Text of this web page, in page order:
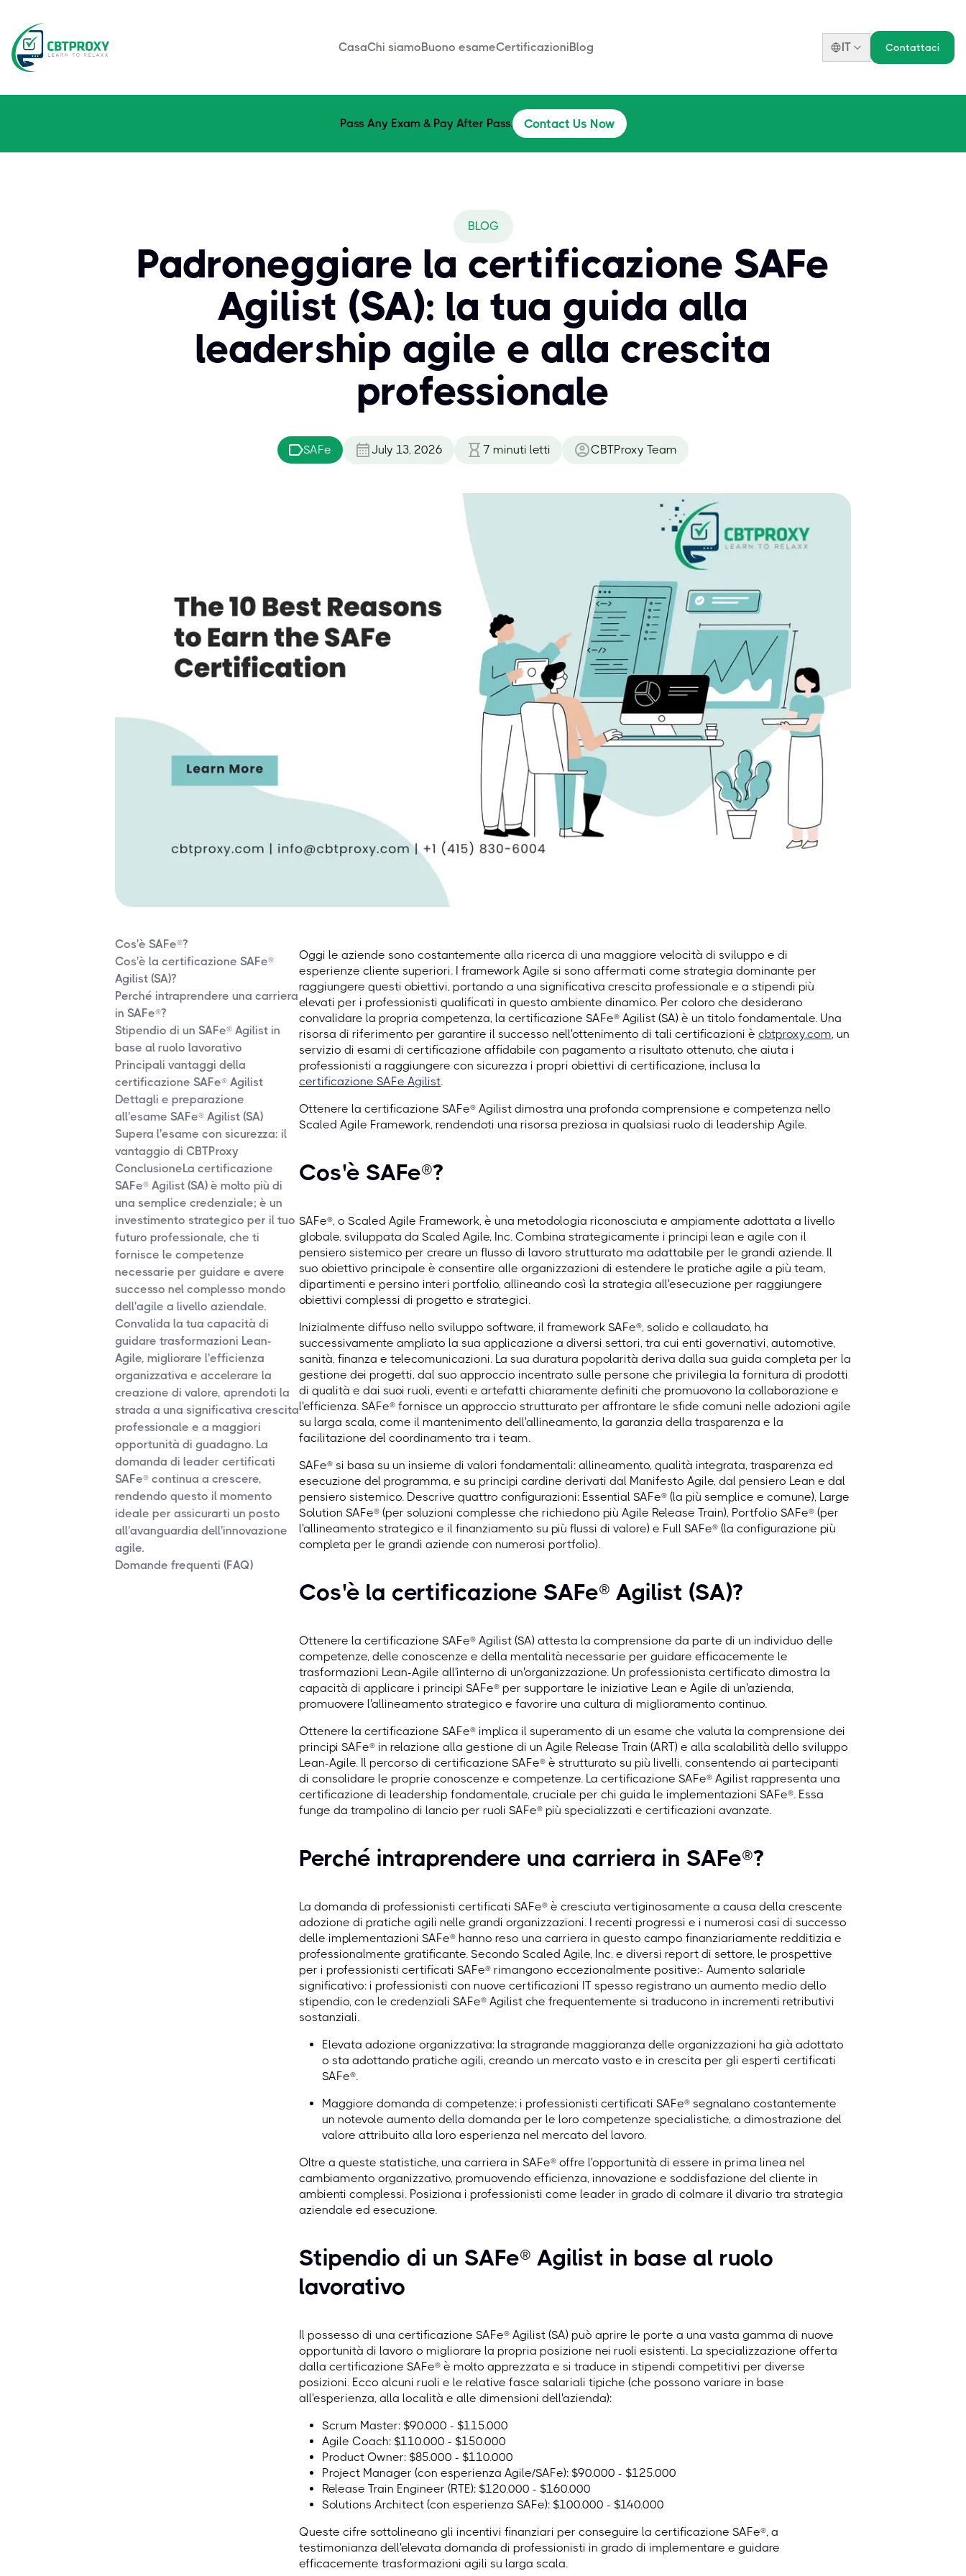
CasaChi siamoBuono esameCertificazioniBlog IT Contattaci
Pass Any Exam & Pay After Pass. Contact Us Now
BLOG
Padroneggiare la certificazione SAFe
Agilist (SA): la tua guida alla
leadership agile e alla crescita
professionale
SAFe July 13, 2026 7 minuti letti CBTProxy Team
Cos'è SAFe®?
Cos'è la certificazione SAFe®
Agilist (SA)?
Perché intraprendere una carriera
in SAFe®?
Stipendio di un SAFe® Agilist in
base al ruolo lavorativo
Principali vantaggi della
certificazione SAFe® Agilist
Dettagli e preparazione
all'esame SAFe® Agilist (SA)
Supera l'esame con sicurezza: il
vantaggio di CBTProxy
ConclusioneLa certificazione
SAFe® Agilist (SA) è molto più di
una semplice credenziale; è un
investimento strategico per il tuo
futuro professionale, che ti
fornisce le competenze
necessarie per guidare e avere
successo nel complesso mondo
dell'agile a livello aziendale.
Convalida la tua capacità di
guidare trasformazioni Lean-
Agile, migliorare l'efficienza
organizzativa e accelerare la
creazione di valore, aprendoti la
strada a una significativa crescita
professionale e a maggiori
opportunità di guadagno. La
domanda di leader certificati
SAFe® continua a crescere,
rendendo questo il momento
ideale per assicurarti un posto
all'avanguardia dell'innovazione
agile.
Domande frequenti (FAQ)
Oggi le aziende sono costantemente alla ricerca di una maggiore velocità di sviluppo e di
esperienze cliente superiori. I framework Agile si sono affermati come strategia dominante per
raggiungere questi obiettivi, portando a una significativa crescita professionale e a stipendi più
elevati per i professionisti qualificati in questo ambiente dinamico. Per coloro che desiderano
convalidare la propria competenza, la certificazione SAFe® Agilist (SA) è un titolo fondamentale. Una
risorsa di riferimento per garantire il successo nell'ottenimento di tali certificazioni è cbtproxy.com, un
servizio di esami di certificazione affidabile con pagamento a risultato ottenuto, che aiuta i
professionisti a raggiungere con sicurezza i propri obiettivi di certificazione, inclusa la
certificazione SAFe Agilist.
Ottenere la certificazione SAFe® Agilist dimostra una profonda comprensione e competenza nello
Scaled Agile Framework, rendendoti una risorsa preziosa in qualsiasi ruolo di leadership Agile.
Cos'è SAFe®?
SAFe®, o Scaled Agile Framework, è una metodologia riconosciuta e ampiamente adottata a livello
globale, sviluppata da Scaled Agile, Inc. Combina strategicamente i principi lean e agile con il
pensiero sistemico per creare un flusso di lavoro strutturato ma adattabile per le grandi aziende. Il
suo obiettivo principale è consentire alle organizzazioni di estendere le pratiche agile a più team,
dipartimenti e persino interi portfolio, allineando così la strategia all'esecuzione per raggiungere
obiettivi complessi di progetto e strategici.
Inizialmente diffuso nello sviluppo software, il framework SAFe®, solido e collaudato, ha
successivamente ampliato la sua applicazione a diversi settori, tra cui enti governativi, automotive,
sanità, finanza e telecomunicazioni. La sua duratura popolarità deriva dalla sua guida completa per la
gestione dei progetti, dal suo approccio incentrato sulle persone che privilegia la fornitura di prodotti
di qualità e dai suoi ruoli, eventi e artefatti chiaramente definiti che promuovono la collaborazione e
l'efficienza. SAFe® fornisce un approccio strutturato per affrontare le sfide comuni nelle adozioni agile
su larga scala, come il mantenimento dell'allineamento, la garanzia della trasparenza e la
facilitazione del coordinamento tra i team.
SAFe® si basa su un insieme di valori fondamentali: allineamento, qualità integrata, trasparenza ed
esecuzione del programma, e su principi cardine derivati dal Manifesto Agile, dal pensiero Lean e dal
pensiero sistemico. Descrive quattro configurazioni: Essential SAFe® (la più semplice e comune), Large
Solution SAFe® (per soluzioni complesse che richiedono più Agile Release Train), Portfolio SAFe® (per
l'allineamento strategico e il finanziamento su più flussi di valore) e Full SAFe® (la configurazione più
completa per le grandi aziende con numerosi portfolio).
Cos'è la certificazione SAFe® Agilist (SA)?
Ottenere la certificazione SAFe® Agilist (SA) attesta la comprensione da parte di un individuo delle
competenze, delle conoscenze e della mentalità necessarie per guidare efficacemente le
trasformazioni Lean-Agile all'interno di un'organizzazione. Un professionista certificato dimostra la
capacità di applicare i principi SAFe® per supportare le iniziative Lean e Agile di un'azienda,
promuovere l'allineamento strategico e favorire una cultura di miglioramento continuo.
Ottenere la certificazione SAFe® implica il superamento di un esame che valuta la comprensione dei
principi SAFe® in relazione alla gestione di un Agile Release Train (ART) e alla scalabilità dello sviluppo
Lean-Agile. Il percorso di certificazione SAFe® è strutturato su più livelli, consentendo ai partecipanti
di consolidare le proprie conoscenze e competenze. La certificazione SAFe® Agilist rappresenta una
certificazione di leadership fondamentale, cruciale per chi guida le implementazioni SAFe®. Essa
funge da trampolino di lancio per ruoli SAFe® più specializzati e certificazioni avanzate.
Perché intraprendere una carriera in SAFe®?
La domanda di professionisti certificati SAFe® è cresciuta vertiginosamente a causa della crescente
adozione di pratiche agili nelle grandi organizzazioni. I recenti progressi e i numerosi casi di successo
delle implementazioni SAFe® hanno reso una carriera in questo campo finanziariamente redditizia e
professionalmente gratificante. Secondo Scaled Agile, Inc. e diversi report di settore, le prospettive
per i professionisti certificati SAFe® rimangono eccezionalmente positive:- Aumento salariale
significativo: i professionisti con nuove certificazioni IT spesso registrano un aumento medio dello
stipendio, con le credenziali SAFe® Agilist che frequentemente si traducono in incrementi retributivi
sostanziali.
Elevata adozione organizzativa: la stragrande maggioranza delle organizzazioni ha già adottato
o sta adottando pratiche agili, creando un mercato vasto e in crescita per gli esperti certificati
SAFe®.
Maggiore domanda di competenze: i professionisti certificati SAFe® segnalano costantemente
un notevole aumento della domanda per le loro competenze specialistiche, a dimostrazione del
valore attribuito alla loro esperienza nel mercato del lavoro.
Oltre a queste statistiche, una carriera in SAFe® offre l'opportunità di essere in prima linea nel
cambiamento organizzativo, promuovendo efficienza, innovazione e soddisfazione del cliente in
ambienti complessi. Posiziona i professionisti come leader in grado di colmare il divario tra strategia
aziendale ed esecuzione.
Stipendio di un SAFe® Agilist in base al ruolo
lavorativo
Il possesso di una certificazione SAFe® Agilist (SA) può aprire le porte a una vasta gamma di nuove
opportunità di lavoro o migliorare la propria posizione nei ruoli esistenti. La specializzazione offerta
dalla certificazione SAFe® è molto apprezzata e si traduce in stipendi competitivi per diverse
posizioni. Ecco alcuni ruoli e le relative fasce salariali tipiche (che possono variare in base
all'esperienza, alla località e alle dimensioni dell'azienda):
Scrum Master: $90.000 - $115.000
Agile Coach: $110.000 - $150.000
Product Owner: $85.000 - $110.000
Project Manager (con esperienza Agile/SAFe): $90.000 - $125.000
Release Train Engineer (RTE): $120.000 - $160.000
Solutions Architect (con esperienza SAFe): $100.000 - $140.000
Queste cifre sottolineano gli incentivi finanziari per conseguire la certificazione SAFe®, a
testimonianza dell'elevata domanda di professionisti in grado di implementare e guidare
efficacemente trasformazioni agili su larga scala.